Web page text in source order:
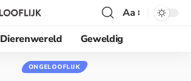
Aa
Dierenwereld Geweldig
ONGELOOFLIJK